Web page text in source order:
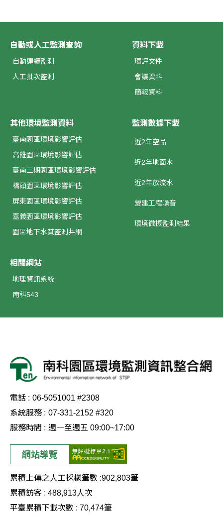
自動或人工監測查詢
自動連續監測
人工批次監測
其他環境監測資料
臺南園區環境影響評估
高雄園區環境影響評估
臺南三期園區環境影響評估
橋頭園區環境影響評估
屏東園區環境影響評估
嘉義園區環境影響評估
園區地下水質監測井網
監測數據下載
近2年空品
近2年地面水
近2年放流水
營建工程噪音
環境微振監測結果
資料下載
環評文件
會議資料
簡報資料
相關網站
地理資訊系統
南科543
電話 : 06-5051001 #2308
系統服務 : 07-331-2152 #320
服務時間 : 週一至週五 09:00~17:00
網站導覽
累積上傳之人工採樣筆數 :902,803筆
累積訪客 : 488,913人次
平臺累積下載次數 : 70,474筆